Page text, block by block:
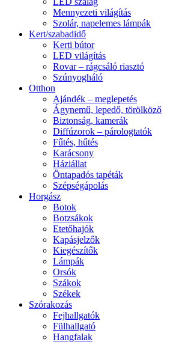
Mennyezeti világítás
Szolár, napelemes lámpák
Kert/szabadidő
Kerti bútor
LED világítás
Rovar – rágcsáló riasztó
Szúnyogháló
Otthon
Ajándék – meglepetés
Ágynemű, lepedő, törölköző
Biztonság, kamerák
Diffúzorok – párologtatók
Fűtés, hűtés
Karácsony
Háziállat
Öntapadós tapéták
Szépségápolás
Horgász
Botok
Botzsákok
Etetőhajók
Kapásjelzők
Kiegészítők
Lámpák
Orsók
Szákok
Székek
Szórakozás
Fejhallgatók
Fülhallgató
Hangfalak